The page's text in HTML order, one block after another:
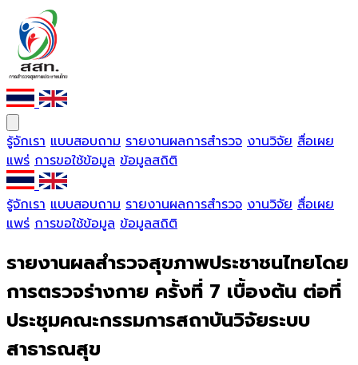
รู้จักเรา แบบสอบถาม รายงานผลการสำรวจ งานวิจัย สื่อเผย
แพร่ การขอใช้ข้อมูล ข้อมูลสถิติ
รู้จักเรา แบบสอบถาม รายงานผลการสำรวจ งานวิจัย สื่อเผย
แพร่ การขอใช้ข้อมูล ข้อมูลสถิติ
รายงานผลสำรวจสุขภาพประชาชนไทยโดย
การตรวจร่างกาย ครั้งที่ 7 เบื้องต้น ต่อที่
ประชุมคณะกรรมการสถาบันวิจัยระบบ
สาธารณสุข